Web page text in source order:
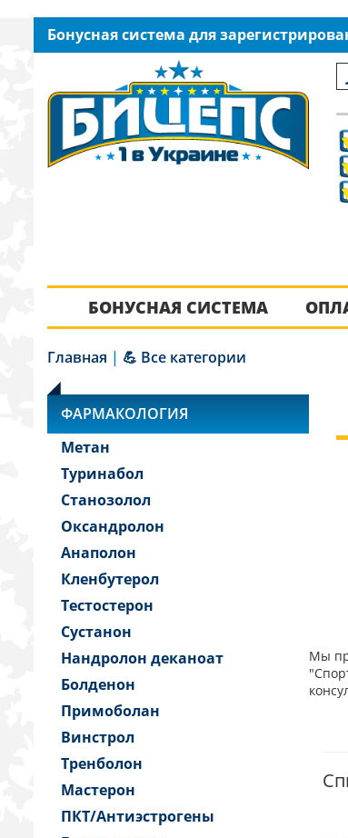
Бонусная система для
БОНУСНАЯ СИСТЕМА
Главная | 💪 Все категории
ФАРМАКОЛОГИЯ
Метан
Туринабол
Станозолол
Оксандролон
Анаполон
Кленбутерол
Тестостерон
Сустанон
Нандролон деканоат
Болденон
Примоболан
Винстрол
Тренболон
Мастерон
ПКТ/Антиэстрогены
Мы